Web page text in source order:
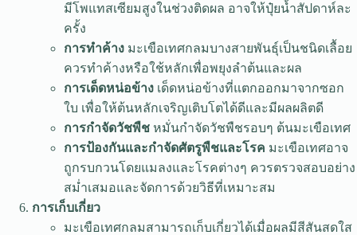
มีโพแทสเซียมสูงในช่วงติดผล อาจให้ปุ๋ยน้ำสัปดาห์ละ
ครั้ง
การทำค้าง มะเขือเทศกลมบางสายพันธุ์เป็นชนิดเลื้อย
ควรทำค้างหรือใช้หลักเพื่อพยุงลำต้นและผล
การเด็ดหน่อข้าง เด็ดหน่อข้างที่แตกออกมาจากซอก
ใบ เพื่อให้ต้นหลักเจริญเติบโตได้ดีและมีผลผลิตดี
การกำจัดวัชพืช หมั่นกำจัดวัชพืชรอบๆ ต้นมะเขือเทศ
การป้องกันและกำจัดศัตรูพืชและโรค มะเขือเทศอาจ
ถูกรบกวนโดยแมลงและโรคต่างๆ ควรตรวจสอบอย่าง
สม่ำเสมอและจัดการด้วยวิธีที่เหมาะสม
การเก็บเกี่ยว
มะเขือเทศกลมสามารถเก็บเกี่ยวได้เมื่อผลมีสีสันสดใส